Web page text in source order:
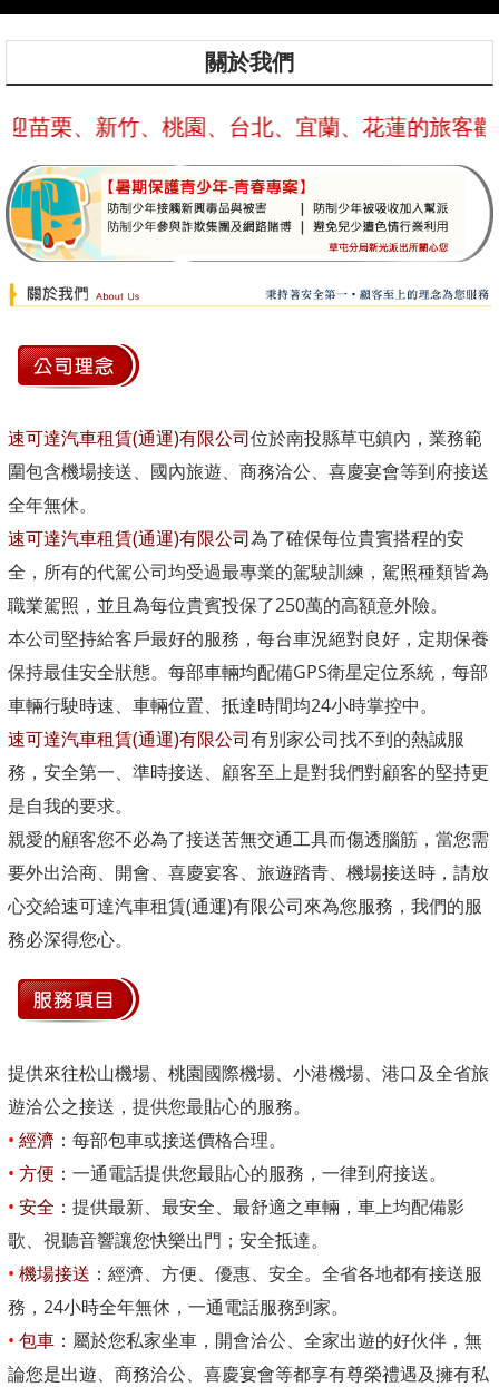
關於我們
栗、新竹、桃園、台北、宜蘭、花蓮的旅客歡
速可達汽車租賃(通運)有限公司位於南投縣草屯鎮內，業務範
圍包含機場接送、國內旅遊、商務洽公、喜慶宴會等到府接送
全年無休。
速可達汽車租賃(通運)有限公司為了確保每位貴賓搭程的安
全，所有的代駕公司均受過最專業的駕駛訓練，駕照種類皆為
職業駕照，並且為每位貴賓投保了250萬的高額意外險。
本公司堅持給客戶最好的服務，每台車況絕對良好，定期保養
保持最佳安全狀態。每部車輛均配備GPS衛星定位系統，每部
車輛行駛時速、車輛位置、抵達時間均24小時掌控中。
速可達汽車租賃(通運)有限公司有別家公司找不到的熱誠服
務，安全第一、準時接送、顧客至上是對我們對顧客的堅持更
是自我的要求。
親愛的顧客您不必為了接送苦無交通工具而傷透腦筋，當您需
要外出洽商、開會、喜慶宴客、旅遊踏青、機場接送時，請放
心交給速可達汽車租賃(通運)有限公司來為您服務，我們的服
務必深得您心。
提供來往松山機場、桃園國際機場、小港機場、港口及全省旅
遊洽公之接送，提供您最貼心的服務。
• 經濟： 每部包車或接送價格合理。
• 方便： 一通電話提供您最貼心的服務，一律到府接送。
• 安全： 提供最新、最安全、最舒適之車輛，車上均配備影
歌、視聽音響讓您快樂出門；安全抵達。
• 機場接送： 經濟、方便、優惠、安全。全省各地都有接送服
務，24小時全年無休，一通電話服務到家。
• 包車： 屬於您私家坐車，開會洽公、全家出遊的好伙伴，無
論您是出遊、商務洽公、喜慶宴會等都享有尊榮禮遇及擁有私